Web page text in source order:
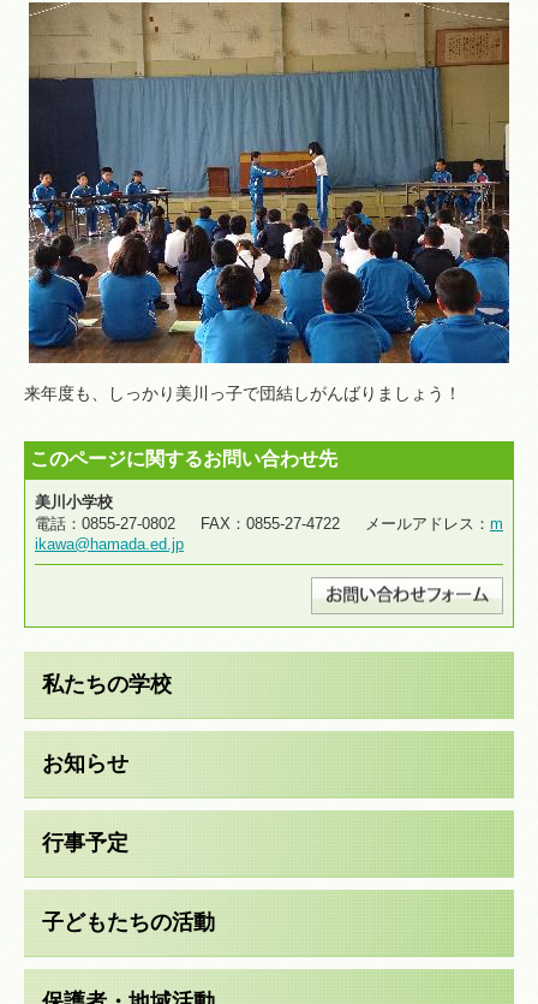
来年度も、しっかり美川っ子で団結しがんばりましょう！
このページに関するお問い合わせ先
美川小学校
電話：0855-27-0802 FAX：0855-27-4722 メールアドレス： m
ikawa@hamada.ed.jp
私たちの学校
お知らせ
行事予定
子どもたちの活動